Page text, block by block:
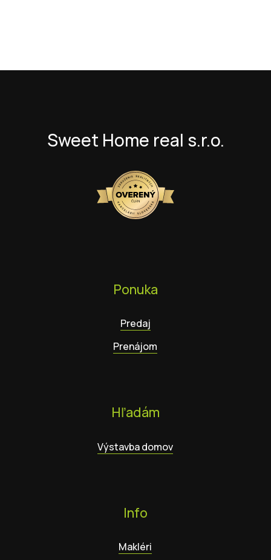
Sweet Home real s.r.o.
Ponuka
Predaj
Prenájom
Hľadám
Výstavba domov
Info
Makléri